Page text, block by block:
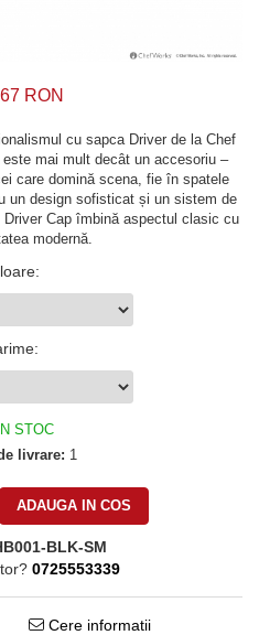
RON
cu sapca Driver de la Chef
mai mult decât un accesoriu –
care domină scena, fie în spatele
un design sofisticat și un sistem de
Cap îmbină aspectul clasic cu
modernă.
:
:
STOC
livrare: 1
ADAUGA IN COS
BLK-SM
0725553339
Cere informatii